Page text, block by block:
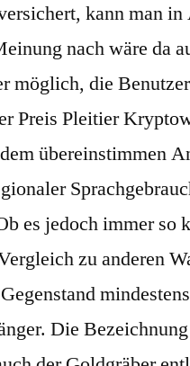
kann man in
nach wäre da
möglich, die
Preis Pleitier
übereinstimmen
es jedoch immer so
zu anderen
Die